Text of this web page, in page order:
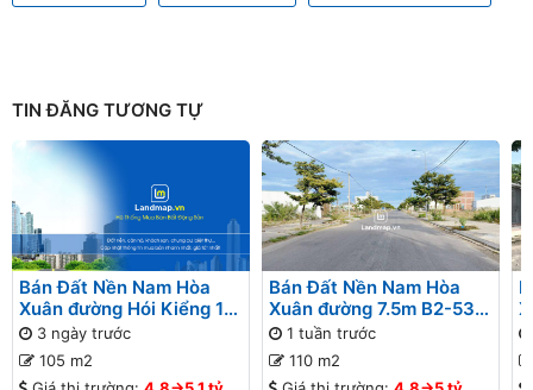
TIN ĐĂNG TƯƠNG TỰ
Bán Đất Nền Nam Hòa
Xuân đường Hói Kiểng 12
B2-43 lô 2x - Gần đường
Minh Mạng
3 ngày trước
105 m2
Bán Đất Nền Nam Hòa
Xuân đường 7.5m B2-53
lô 3x - Gần sông Đô Tỏa
1 tuần trước
110 m2